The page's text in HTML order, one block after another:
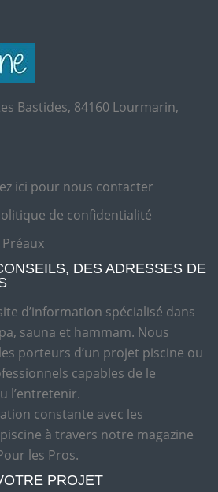
Bastides, 84160 Lourmarin,
ici pour nous contacter
de confidentialité
DES ADRESSES DE
d’information spécialisé dans
sauna et hammam. Nous
porteurs d’un projet piscine ou
capables de le
l’entretenir.
constante avec les
à travers notre magazine
les Pros.
PROJET